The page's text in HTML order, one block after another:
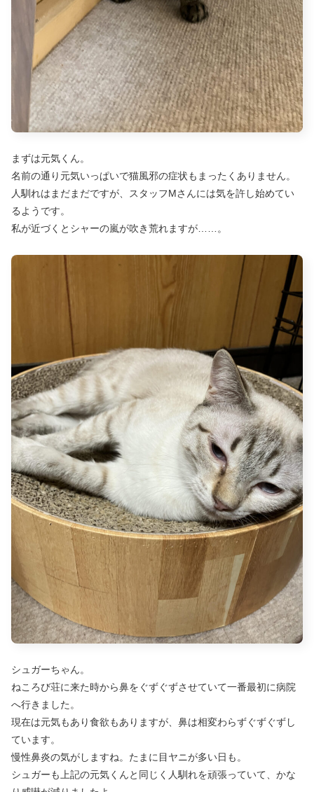
まずは元気くん。
名前の通り元気いっぱいで猫風邪の症状もまったくありません。
人馴れはまだまだですが、スタッフMさんには気を許し始めてい
るようです。
私が近づくとシャーの嵐が吹き荒れますが……。
シュガーちゃん。
ねころび荘に来た時から鼻をぐずぐずさせていて一番最初に病院
へ行きました。
現在は元気もあり食欲もありますが、鼻は相変わらずぐずぐずし
ています。
慢性鼻炎の気がしますね。たまに目ヤニが多い日も。
シュガーも上記の元気くんと同じく人馴れを頑張っていて、かな